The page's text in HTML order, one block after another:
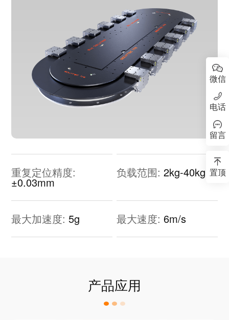
微信
电话
留言
置顶
重复定位精度:
±0.03mm
负载范围:2kg-40kg
最大加速度:5g 最大速度:6m/s
产品应用